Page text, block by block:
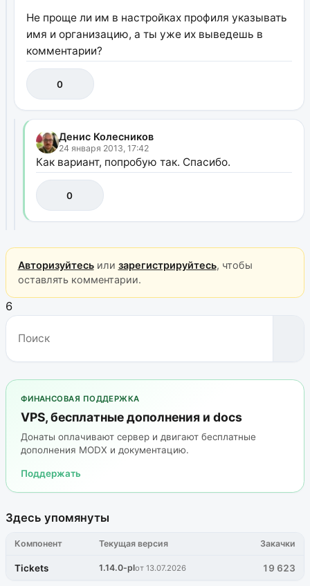
Не проще ли им в настройках профиля указывать
имя и организацию, а ты уже их выведешь в
комментарии?
0
Денис Колесников
24 января 2013, 17:42
Как вариант, попробую так. Спасибо.
0
Авторизуйтесьили зарегистрируйтесь, чтобы
оставлять комментарии.
6
ФИНАНСОВАЯ ПОДДЕРЖКА
VPS, бесплатные дополнения и docs
Донаты оплачивают сервер и двигают бесплатные
дополнения MODX и документацию.
Поддержать
Здесь упомянуты
Компонент Текущая версия Закачки
Tickets 1.14.0-plот 13.07.2026 19 623